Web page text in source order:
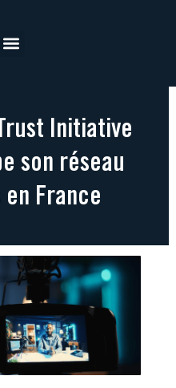
Initiative
son réseau
en France